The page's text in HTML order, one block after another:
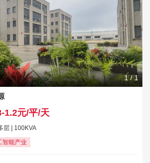
1/1
1.2元/平/天
层 | 100KVA
智能产业